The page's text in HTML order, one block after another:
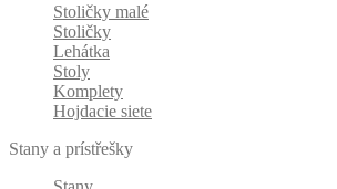
Stoličky malé
Stoličky
Lehátka
Stoly
Komplety
Hojdacie siete
Stany a prístřešky